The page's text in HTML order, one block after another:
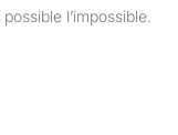
l’impossible.